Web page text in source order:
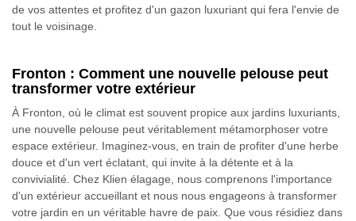
de vos attentes et profitez d'un gazon luxuriant qui fera l'envie de
tout le voisinage.
Fronton : Comment une nouvelle pelouse peut
transformer votre extérieur
À Fronton, où le climat est souvent propice aux jardins luxuriants,
une nouvelle pelouse peut véritablement métamorphoser votre
espace extérieur. Imaginez-vous, en train de profiter d'une herbe
douce et d'un vert éclatant, qui invite à la détente et à la
convivialité. Chez Klien élagage, nous comprenons l'importance
d'un extérieur accueillant et nous nous engageons à transformer
votre jardin en un véritable havre de paix. Que vous résidiez dans